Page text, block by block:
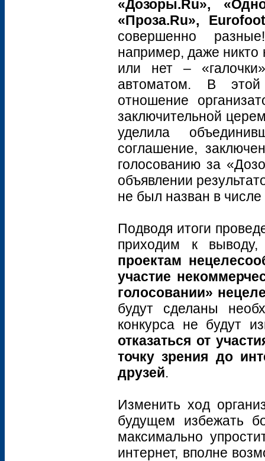
«Дозоры.Ru»,
«Проза.Ru»,
совершенно
например, даже никто
или нет –
автоматом. В этой
отношение
заключительной
уделила
соглашение,
голосованию за
объявлении
не был назван в
Подводя итоги
приходим к
проектам
участие
голосовании»
будут сделаны
конкурса не будут
отказаться от
точку зрения до
друзей.
Изменить ход
будущем избежать
максимально
интернет, вполне